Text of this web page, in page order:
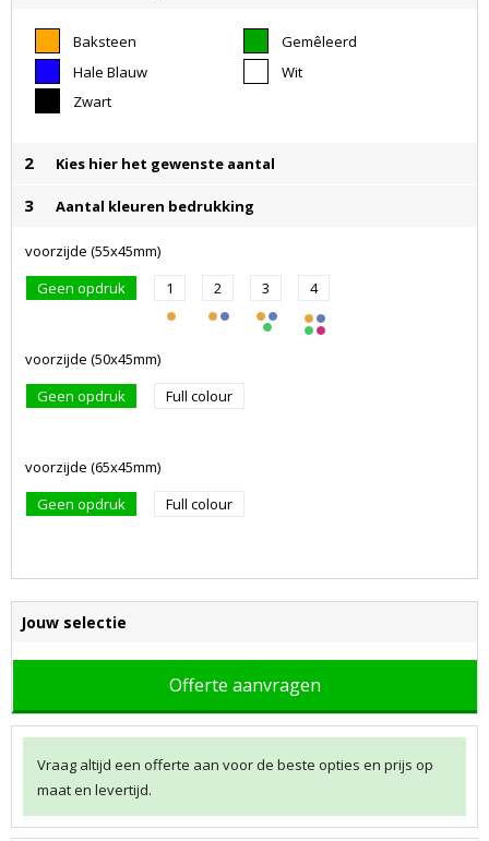
Baksteen
Gemêleerd
Groen
Hale Blauw
Wit
Zwart
2 Kies hier het gewenste aantal
3 Aantal kleuren bedrukking
voorzijde (55x45mm)
Geen opdruk
1 2 3 4
voorzijde (50x45mm)
Geen opdruk
Full colour
voorzijde (65x45mm)
Geen opdruk
Full colour
Jouw selectie
Offerte aanvragen
Vraag altijd een offerte aan voor de beste opties en prijs op
maat en levertijd.